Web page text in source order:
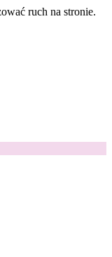
ruch na stronie.